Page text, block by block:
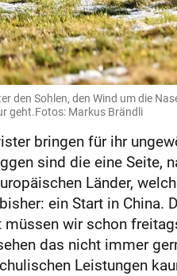
den Sohlen, den Wind um die
geht.Fotos: Markus Brändli
bringen für ihr
sind die eine Seite,
Länder,
ein Start in China.
müssen wir schon
das nicht immer
Leistungen